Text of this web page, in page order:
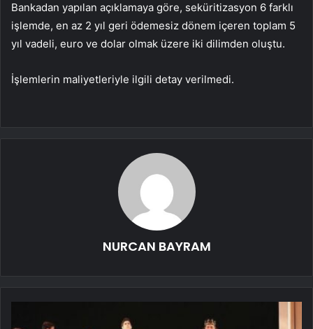
Bankadan yapılan açıklamaya göre, seküritizasyon 6 farklı
işlemde, en az 2 yıl geri ödemesiz dönem içeren toplam 5
yıl vadeli, euro ve dolar olmak üzere iki dilimden oluştu.
İşlemlerin maliyetleriyle ilgili detay verilmedi.
NURCAN BAYRAM